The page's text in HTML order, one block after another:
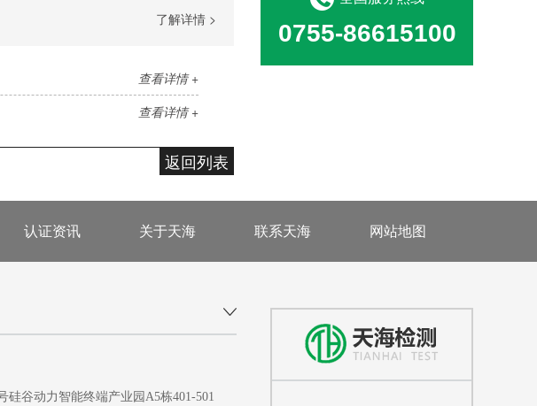
了解详情 >
查看详情 +
查看详情 +
返回列表
0755-86615100
认证资讯 关于天海 联系天海 网站地图
谷动力智能终端产业园A5栋401-501